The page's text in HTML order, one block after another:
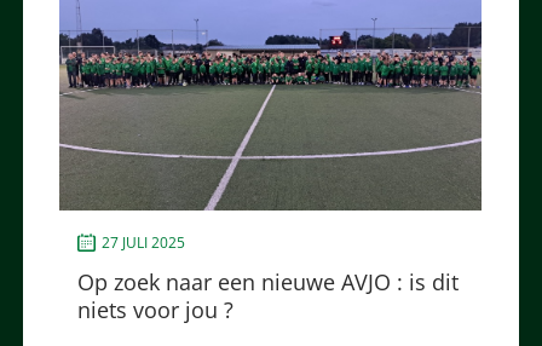
27 JULI 2025
Op zoek naar een nieuwe AVJO : is dit
niets voor jou ?